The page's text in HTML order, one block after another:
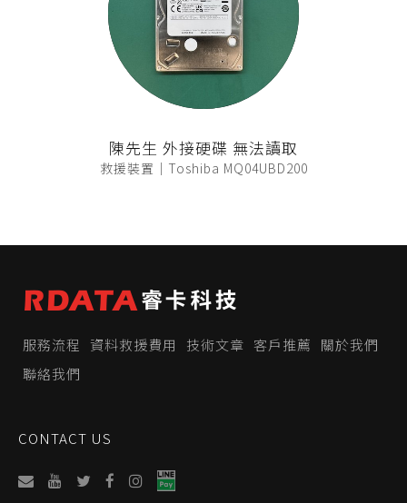
陳先生 外接硬碟 無法讀取
救援裝置｜Toshiba MQ04UBD200
服務流程 資料救援費用 技術文章 客戶推薦
關於我們
聯絡我們
CONTACT US